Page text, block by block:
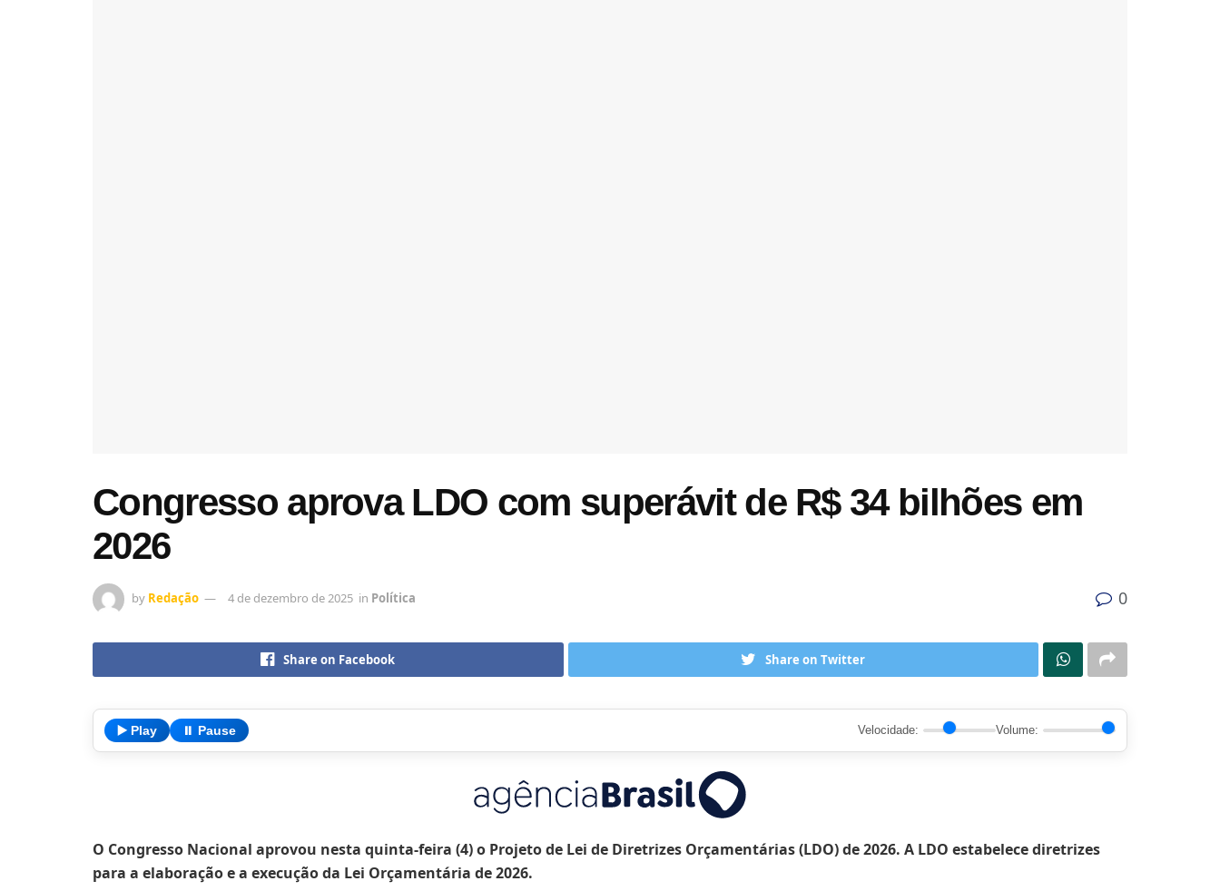
Congresso aprova LDO com superávit de R$ 34 bilhões em
2026
by Redação 4 de dezembro de 2025 in Política 0
Share on Facebook Share on Twitter
▶️ Play ⏸️ Pause Velocidade: Volume:
O Congresso Nacional aprovou nesta quinta-feira (4) o Projeto de Lei de Diretrizes Orçamentárias (LDO) de 2026. A LDO estabelece diretrizes
para a elaboração e a execução da Lei Orçamentária de 2026.